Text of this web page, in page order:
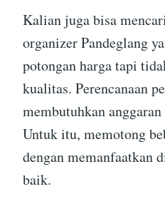
Kalian juga bisa
organizer Pandeglang
potongan harga tapi
kualitas. Perencanaan
membutuhkan
Untuk itu, memotong
dengan memanfaatkan
baik.